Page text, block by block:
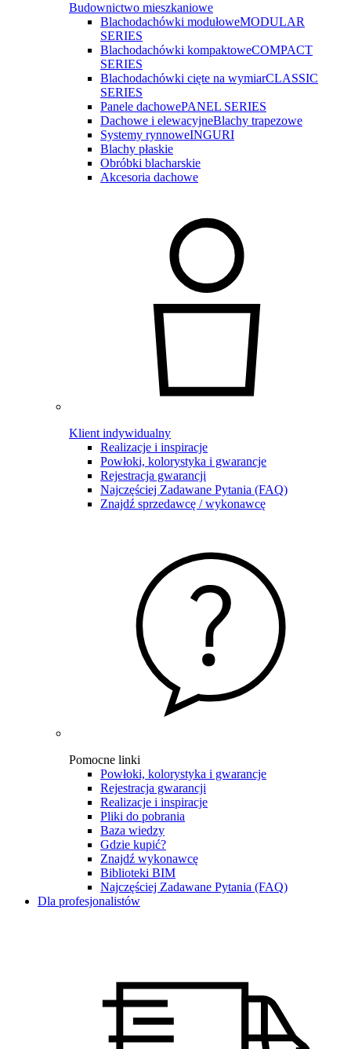
Budownictwo mieszkaniowe
Blachodachówki modułoweMODULAR
SERIES
Blachodachówki kompaktoweCOMPACT
SERIES
Blachodachówki cięte na wymiarCLASSIC
SERIES
Panele dachowePANEL SERIES
Dachowe i elewacyjneBlachy trapezowe
Systemy rynnoweINGURI
Blachy płaskie
Obróbki blacharskie
Akcesoria dachowe
Klient indywidualny
Realizacje i inspiracje
Powłoki, kolorystyka i gwarancje
Rejestracja gwarancji
Najczęściej Zadawane Pytania (FAQ)
Znajdź sprzedawcę / wykonawcę
Pomocne linki
Powłoki, kolorystyka i gwarancje
Rejestracja gwarancji
Realizacje i inspiracje
Pliki do pobrania
Baza wiedzy
Gdzie kupić?
Znajdź wykonawcę
Biblioteki BIM
Najczęściej Zadawane Pytania (FAQ)
Dla profesjonalistów